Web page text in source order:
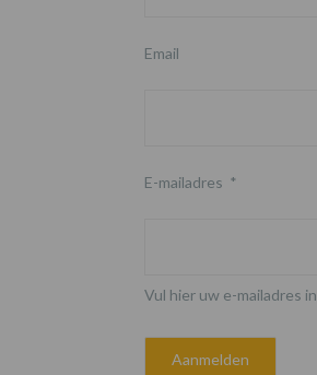
Email
E-mailadres *
Vul hier uw e-mailadres in